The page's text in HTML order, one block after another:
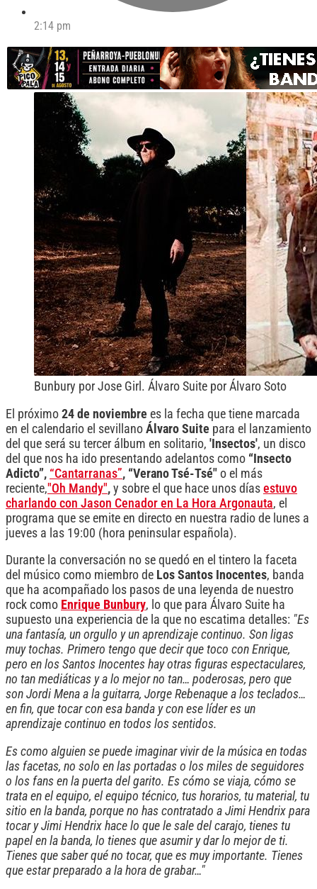
2:14 pm
Bunbury por Jose Girl. Álvaro Suite por Álvaro Soto
El próximo 24 de noviembre es la fecha que tiene marcada
en el calendario el sevillano Álvaro Suite para el lanzamiento
del que será su tercer álbum en solitario, 'Insectos', un disco
del que nos ha ido presentando adelantos como “Insecto
Adicto”, “Cantarranas”, “Verano Tsé-Tsé" o el más
reciente,"Oh Mandy", y sobre el que hace unos días estuvo
charlando con Jason Cenador en La Hora Argonauta, el
programa que se emite en directo en nuestra radio de lunes a
jueves a las 19:00 (hora peninsular española).
Durante la conversación no se quedó en el tintero la faceta
del músico como miembro de Los Santos Inocentes, banda
que ha acompañado los pasos de una leyenda de nuestro
rock como Enrique Bunbury, lo que para Álvaro Suite ha
supuesto una experiencia de la que no escatima detalles: "Es
una fantasía, un orgullo y un aprendizaje continuo. Son ligas
muy tochas. Primero tengo que decir que toco con Enrique,
pero en los Santos Inocentes hay otras figuras espectaculares,
no tan mediáticas y a lo mejor no tan… poderosas, pero que
son Jordi Mena a la guitarra, Jorge Rebenaque a los teclados…
en fin, que tocar con esa banda y con ese líder es un
aprendizaje continuo en todos los sentidos.
Es como alguien se puede imaginar vivir de la música en todas
las facetas, no solo en las portadas o los miles de seguidores
o los fans en la puerta del garito. Es cómo se viaja, cómo se
trata en el equipo, el equipo técnico, tus horarios, tu material, tu
sitio en la banda, porque no has contratado a Jimi Hendrix para
tocar y Jimi Hendrix hace lo que le sale del carajo, tienes tu
papel en la banda, lo tienes que asumir y dar lo mejor de ti.
Tienes que saber qué no tocar, que es muy importante. Tienes
que estar preparado a la hora de grabar…"